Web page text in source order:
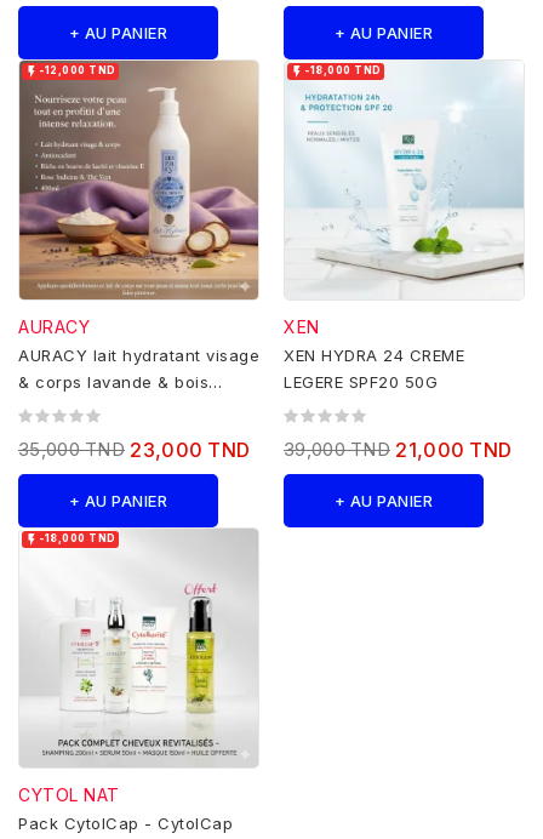
+ AU PANIER + AU PANIER
 -12,000 TND
AURACY
AURACY lait hydratant visage
& corps lavande & bois
sacré -400ml
35,000 TND 23,000 TND
+ AU PANIER
 -18,000 TND
XEN
XEN HYDRA 24 CREME
LEGERE SPF20 50G
39,000 TND 21,000 TND
+ AU PANIER
 -18,000 TND
CYTOL NAT
Pack CytolCap - CytolCap